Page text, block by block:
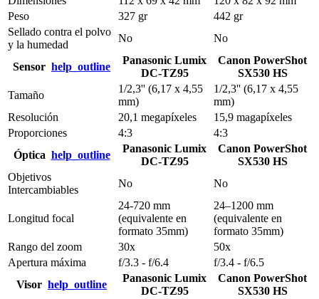
Peso
327 gr
442 gr
Sellado contra el polvo
y la humedad
No No
Sensor help_outline
Panasonic Lumix
DC-TZ95
Canon PowerShot
SX530 HS
Tamaño
1/2,3'' (6,17 x 4,55
mm)
1/2,3'' (6,17 x 4,55
mm)
Resolución
20,1 megapíxeles
15,9 magapíxeles
Proporciones
4:3
4:3
Óptica help_outline
Panasonic Lumix
DC-TZ95
Canon PowerShot
SX530 HS
Objetivos
Intercambiables
No No
Longitud focal
24-720 mm
(equivalente en
formato 35mm)
24–1200 mm
(equivalente en
formato 35mm)
Rango del zoom
30x
50x
Apertura máxima
f/3.3 - f/6.4
f/3.4 - f/6.5
Visor help_outline
Panasonic Lumix
DC-TZ95
Canon PowerShot
SX530 HS